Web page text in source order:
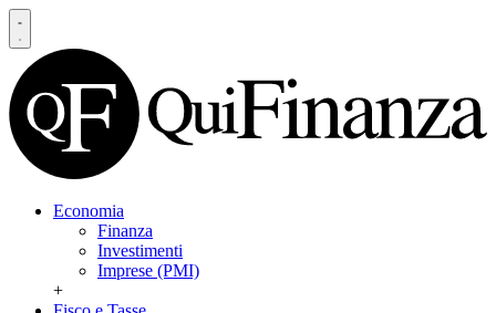
Economia
Finanza
Investimenti
Imprese (PMI)
+